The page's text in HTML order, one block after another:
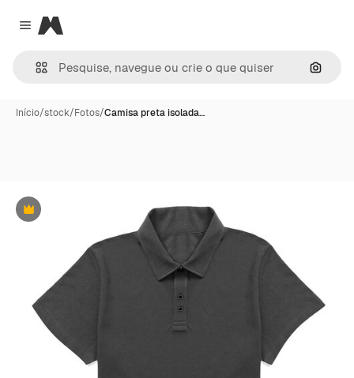
Close menu
Magnific
Início/stock/Fotos/Camisa preta isolada…
Premium